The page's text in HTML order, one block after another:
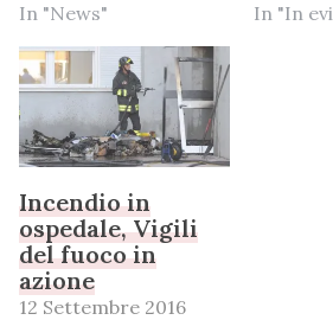
In "News"
In "In
Incendio in
ospedale, Vigili
del fuoco in
azione
12 Settembre 2016